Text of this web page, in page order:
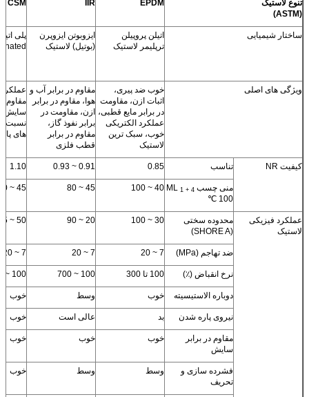
تنوع لاستیک
(ASTM)
EPDM
IIR
CSM
ساختار شیمیایی
اتیلن پروپیلن
ترپلیمر لاستیک
ایزوبوتن ایزوپرن
(بوتیل) لاستیک
پلی
ویژگی های اصلی
خوب ضد پیری،
اثبات ازن، مقاومت
در برابر مایع قطبی،
عملکرد الکتریکی
خوب، سبک ترین
لاستیک
مقاوم در برابر آب و
هوا، مقاوم در برابر
ازن، مقاومت در
برابر نفوذ گاز،
مقاوم در برابر
قطب فلزی
عملکرد
مقاوم
سایش
های
کیفیت NR تناسب 0.85
0.91 ~ 0.93
1.10
منی چسب ML 1 + 4
100 ℃
40 ~ 100
45 ~ 80
45 ~ 60
عملکرد فیزیکی
لاستیک
محدوده سختی
(SHORE A)
30 ~ 100
20 ~ 90
50 ~ 95
ضد تهاجم (MPa) 7 ~ 20
7 ~ 20
7 ~ 20
نرخ انقباض (٪) 100 تا 300 100 ~ 700
100 ~ 500
دوباره الاستیسیته خوب وسط خوب
نیروی پاره شدن بد عالی است خوب
مقاوم در برابر
سایش
خوب خوب خوب
فشرده سازی و
تحریف
وسط وسط خوب